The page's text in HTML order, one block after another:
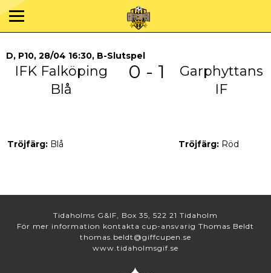
D, P10, 28/04 16:30, B-Slutspel
IFK Falköping
Blå
0 - 1
Garphyttans
IF
Tröjfärg: Blå Tröjfärg: Röd
Tidaholms G&IF, Box 35, 522 21 Tidaholm
För mer information kontakta cup-ansvarig Thomas Beldt
thomas.beldt@giffcupen.se
www.tidaholmsgif.se